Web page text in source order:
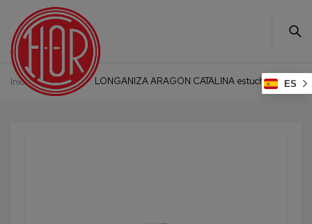
Inicio Otros LONGANIZA ARAGON CATALINA estuche ES